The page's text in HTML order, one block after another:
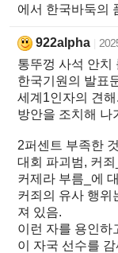
에서 한국바둑의
922alpha
통뚜껑 사석 안치
한국기원의 발표
세계1인자의 견해
방안을 조치해 나
2퍼센트 부족한
대회 파괴범, 커
커제라 부름_에
커죄의 유사 행위
져 있음.
이런 자를 용인하
이 자국 선수를